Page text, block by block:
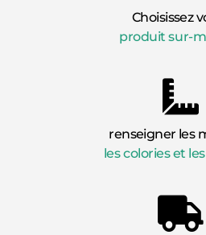
Choisissez
produit sur-
renseigner les
les colories et